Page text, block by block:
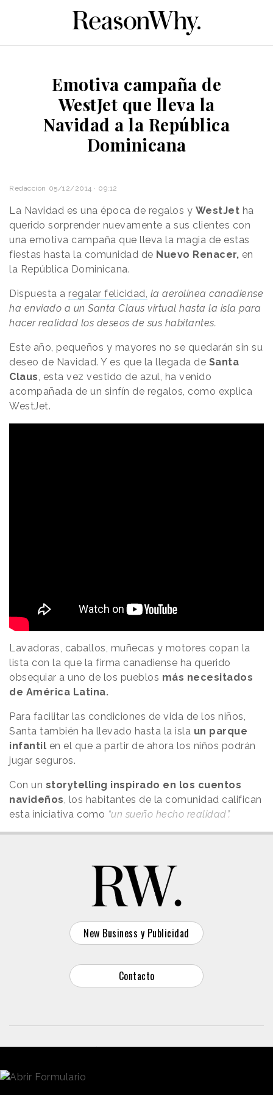
Emotiva campaña de
WestJet que lleva la
Navidad a la República
Dominicana
Redacción 05/12/2014 · 09:12
La Navidad es una época de regalos y WestJet ha
querido sorprender nuevamente a sus clientes con
una emotiva campaña que lleva la magia de estas
fiestas hasta la comunidad de Nuevo Renacer, en
la República Dominicana.
Dispuesta a regalar felicidad, la aerolínea canadiense
ha enviado a un Santa Claus virtual hasta la isla para
hacer realidad los deseos de sus habitantes.
Este año, pequeños y mayores no se quedarán sin su
deseo de Navidad. Y es que la llegada de Santa
Claus , esta vez vestido de azul, ha venido
acompañada de un sinfín de regalos, como explica
WestJet.
Lavadoras, caballos, muñecas y motores copan la
lista con la que la firma canadiense ha querido
obsequiar a uno de los pueblos más necesitados
de América Latina.
Para facilitar las condiciones de vida de los niños,
Santa también ha llevado hasta la isla un parque
infantil en el que a partir de ahora los niños podrán
jugar seguros.
Con un storytelling inspirado en los cuentos
navideños , los habitantes de la comunidad califican
esta iniciativa como “un sueño hecho realidad”.
New Business y Publicidad
Contacto
© 2026 Reason Why
Dirección: